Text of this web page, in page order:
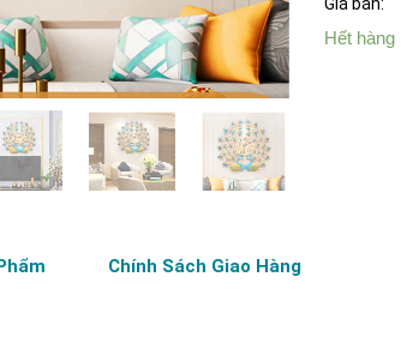
Giá bán:
Hết hàng
Chính Sách Giao Hàng